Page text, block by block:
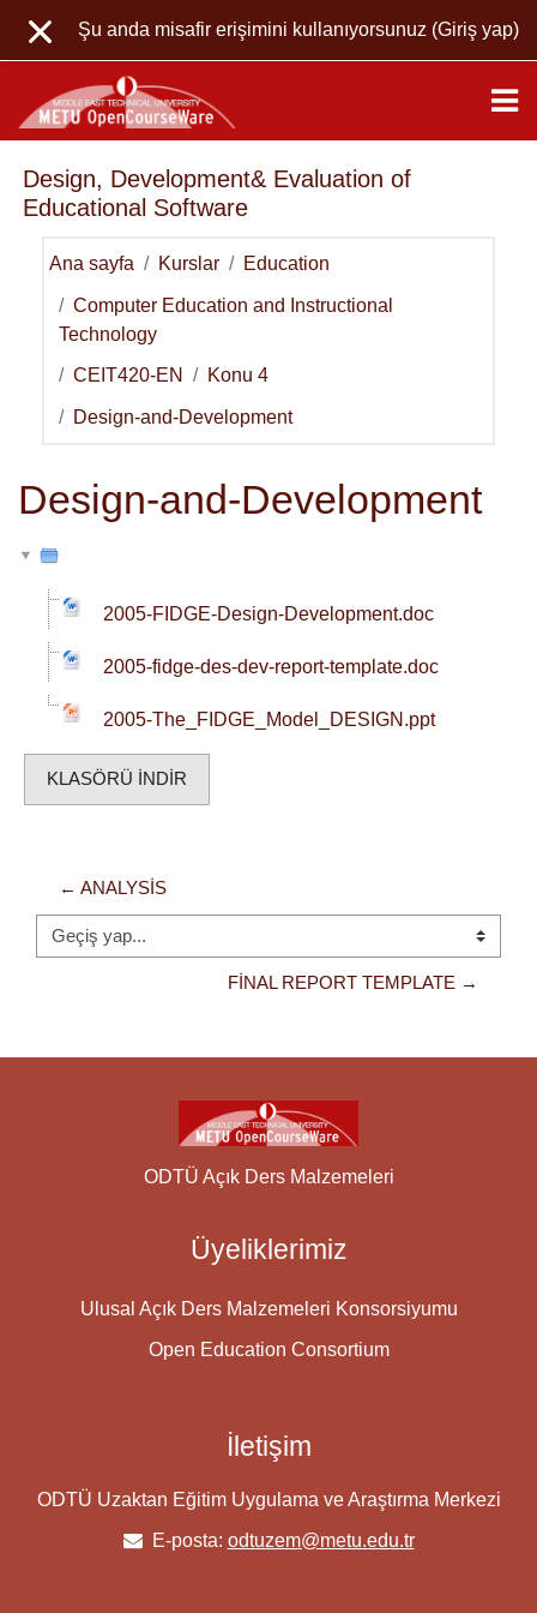
Şu anda misafir erişimini kullanıyorsunuz (Giriş yap)
Design, Development& Evaluation of
Educational Software
Ana sayfa Kurslar Education
Computer Education and Instructional
Technology
CEIT420-EN Konu 4
Design-and-Development
Design-and-Development
2005-FIDGE-Design-Development.doc
2005-fidge-des-dev-report-template.doc
2005-The_FIDGE_Model_DESIGN.ppt
KLASÖRÜ INDIR
← ANALYSIS
Geçiş yap...
FINAL REPORT TEMPLATE →
ODTÜ Açık Ders Malzemeleri
Üyeliklerimiz
Ulusal Açık Ders Malzemeleri Konsorsiyumu
Open Education Consortium
İletişim
ODTÜ Uzaktan Eğitim Uygulama ve Araştırma Merkezi
E-posta: odtuzem@metu.edu.tr